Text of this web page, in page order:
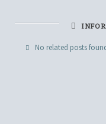
No related posts